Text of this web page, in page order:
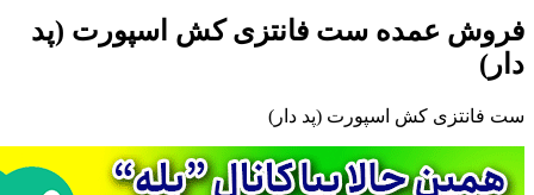
فروش عمده ست فانتزی کش اسپورت (پد
دار)
ست فانتزی کش اسپورت (پد دار)